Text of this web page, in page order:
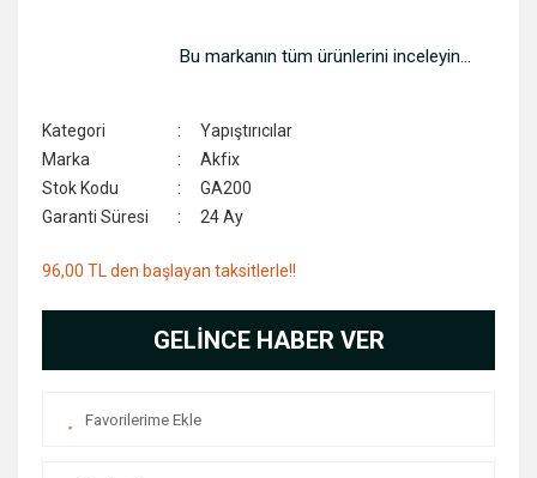
Bu markanın tüm ürünlerini inceleyin...
Kategori
Yapıştırıcılar
Marka
Akfix
Stok Kodu
GA200
Garanti Süresi
24 Ay
96,00 TL den başlayan taksitlerle!!
GELİNCE HABER VER